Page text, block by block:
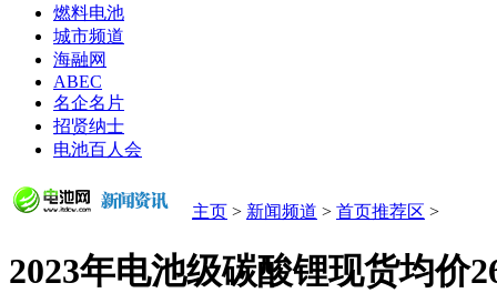
燃料电池
城市频道
海融网
ABEC
名企名片
招贤纳士
电池百人会
主页 > 新闻频道 > 首页推荐区 >
2023年电池级碳酸锂现货均价